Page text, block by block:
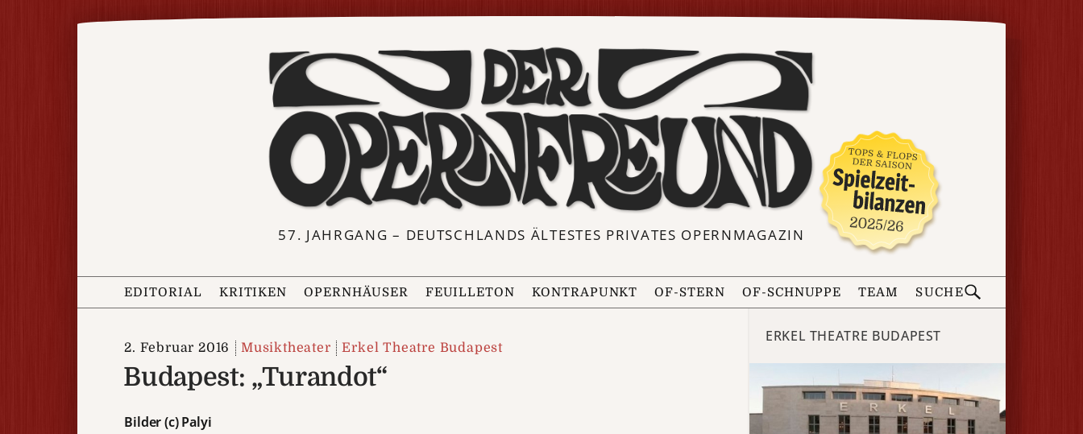
57. JAHRGANG – DEUTSCHLANDS ÄLTESTES PRIVATES OPERNMAGAZIN
EDITORIAL KRITIKEN OPERNHÄUSER FEUILLETON KONTRAPUNKT OF-STERN OF-SCHNUPPE TEAM SUCHE
2. Februar 2016 Musiktheater Erkel Theatre Budapest
Budapest: „Turandot“
Bilder (c) Palyi
ERKEL THEATRE BUDAPEST